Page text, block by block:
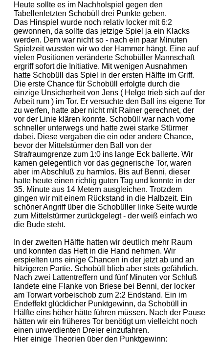
Heute sollte es im Nachholspiel gegen den
Tabellenletzten Schobüll drei Punkte geben.
Das Hinspiel wurde noch relativ locker mit 6:2
gewonnen, da sollte das jetzige Spiel ja ein Klacks
werden. Dem war nicht so - nach ein paar Minuten
Spielzeit wussten wir wo der Hammer hängt. Eine auf
vielen Positionen veränderte Schobüller Mannschaft
ergriff sofort die Initiative. Mit wenigen Ausnahmen
hatte Schobüll das Spiel in der ersten Hälfte im Griff.
Die erste Chance für Schobüll erfolgte durch die
einzige Unsicherheit von Jens ( Helge trieb sich auf der
Arbeit rum ) im Tor. Er versuchte den Ball ins eigene Tor
zu werfen, hatte aber nicht mit Rainer gerechnet, der
vor der Linie klären konnte. Schobüll war nach vorne
schneller unterwegs und hatte zwei starke Stürmer
dabei. Diese vergaben die ein oder andere Chance,
bevor der Mittelstürmer den Ball von der
Strafraumgrenze zum 1:0 ins lange Eck ballerte. Wir
kamen gelegentlich vor das gegnerische Tor, waren
aber im Abschluß zu harmlos. Bis auf Benni, dieser
hatte heute einen richtig guten Tag und konnte in der
35. Minute aus 14 Metern ausgleichen. Trotzdem
gingen wir mit einem Rückstand in die Halbzeit. Ein
schöner Angriff über die Schobüller linke Seite wurde
zum Mittelstürmer zurückgelegt - der weiß einfach wo
die Bude steht.
In der zweiten Hälfte hatten wir deutlich mehr Raum
und konnten das Heft in die Hand nehmen. Wir
erspielten uns einige Chancen in der jetzt ab und an
hitzigeren Partie. Schobüll blieb aber stets gefährlich.
Nach zwei Lattentreffern und fünf Minuten vor Schluß
landete eine Flanke von Briese bei Benni, der locker
am Torwart vorbeischob zum 2:2 Endstand. Ein im
Endeffekt glücklicher Punktgewinn, da Schobüll in
Hälfte eins höher hätte führen müssen. Nach der Pause
hätten wir ein früheres Tor benötigt um vielleicht noch
einen unverdienten Dreier einzufahren.
Hier einige Theorien über den Punktgewinn: